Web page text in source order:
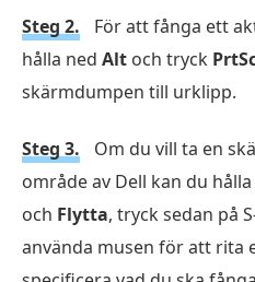
Steg 2.
För att fånga ett
hålla ned Alt och tryck
skärmdumpen till urklipp.
Steg 3.
Om du vill ta en
område av Dell kan du
och Flytta, tryck sedan på
använda musen för att rita